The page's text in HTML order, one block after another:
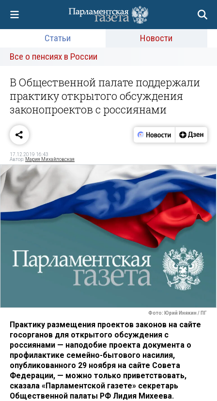
Статьи
Новости
Все о пенсиях в России
В Общественной палате поддержали
практику открытого обсуждения
законопроектов с россиянами
17.12.2019 16:43
Автор: Мария Михайловская
Фото: Юрий Инякин / ПГ
Практику размещения проектов законов на сайте
госорганов для открытого обсуждения с
россиянами — наподобие проекта документа о
профилактике семейно-бытового насилия,
опубликованного 29 ноября на сайте Совета
Федерации, — можно только приветствовать,
сказала «Парламентской газете» секретарь
Общественной палаты РФ Лидия Михеева.